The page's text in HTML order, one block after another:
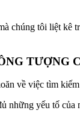
chúng tôi liệt kê
TƯỢNG
về việc tìm
những yếu tố